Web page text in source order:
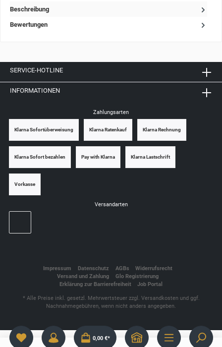
0,00 €*
Beschreibung
Bewertungen
SERVICE-HOTLINE
INFORMATIONEN
Zahlungsarten
Klarna Sofortüberweisung Klarna Ratenkauf Klarna Rechnung
Klarna Sofort bezahlen Pay with Klarna Klarna Lastschrift
Vorkasse
Versandarten
Impressum Datenschutz AGBs
Widerrufsrecht
Versand und Zahlung
Glo Registrierung
Erklärung zur Barrierefreiheit
Job Portal
* Alle Preise inkl. gesetzl. Mehrwertsteuer zzgl. Versandkosten und ggf.
Nachnahmegebühren, wenn nicht anders angegeben.